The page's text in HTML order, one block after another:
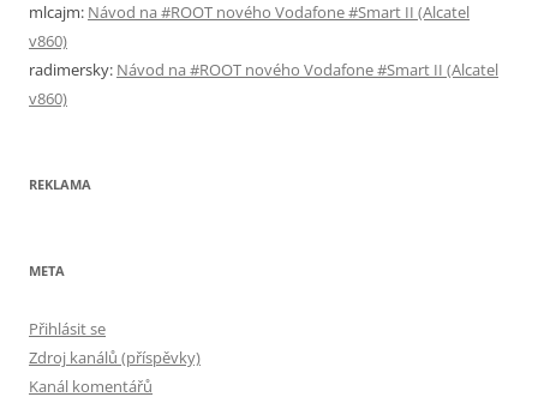
mlcajm: Návod na #ROOT nového Vodafone #Smart II (Alcatel
v860)
radimersky: Návod na #ROOT nového Vodafone #Smart II (Alcatel
v860)
REKLAMA
META
Přihlásit se
Zdroj kanálů (příspěvky)
Kanál komentářů